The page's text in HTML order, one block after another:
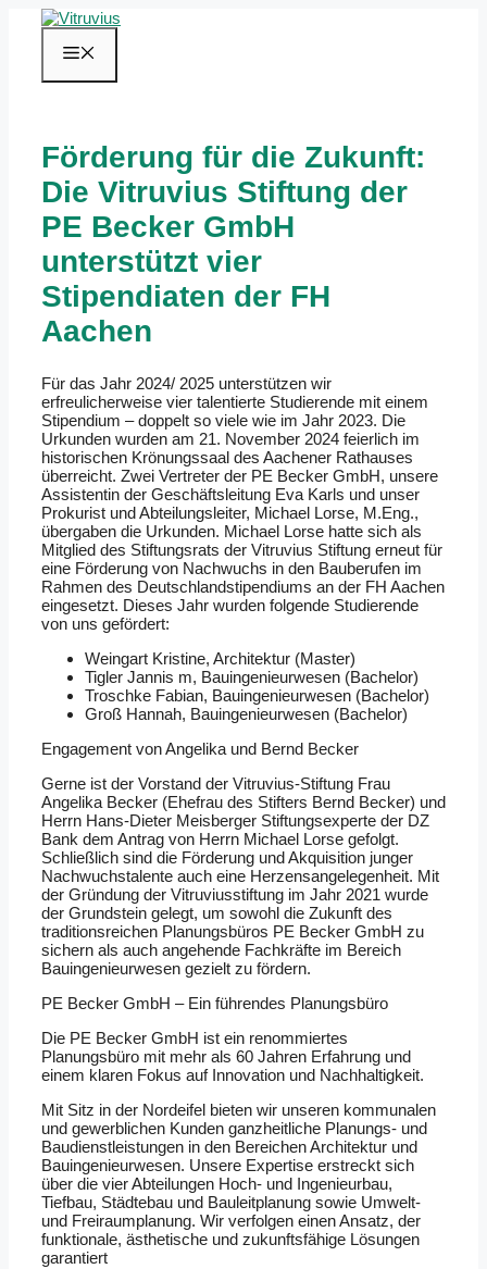
Inhalt
springen
Förderung für die Zukunft:
Die Vitruvius Stiftung der
PE Becker GmbH
unterstützt vier
Stipendiaten der FH
Aachen
Für das Jahr 2024/ 2025 unterstützen wir
erfreulicherweise vier talentierte Studierende mit einem
Stipendium – doppelt so viele wie im Jahr 2023. Die
Urkunden wurden am 21. November 2024 feierlich im
historischen Krönungssaal des Aachener Rathauses
überreicht. Zwei Vertreter der PE Becker GmbH, unsere
Assistentin der Geschäftsleitung Eva Karls und unser
Prokurist und Abteilungsleiter, Michael Lorse, M.Eng.,
übergaben die Urkunden. Michael Lorse hatte sich als
Mitglied des Stiftungsrats der Vitruvius Stiftung erneut für
eine Förderung von Nachwuchs in den Bauberufen im
Rahmen des Deutschlandstipendiums an der FH Aachen
eingesetzt. Dieses Jahr wurden folgende Studierende
von uns gefördert:
Weingart Kristine, Architektur (Master)
Tigler Jannis m, Bauingenieurwesen (Bachelor)
Troschke Fabian, Bauingenieurwesen (Bachelor)
Groß Hannah, Bauingenieurwesen (Bachelor)
Engagement von Angelika und Bernd Becker
Gerne ist der Vorstand der Vitruvius-Stiftung Frau
Angelika Becker (Ehefrau des Stifters Bernd Becker) und
Herrn Hans-Dieter Meisberger Stiftungsexperte der DZ
Bank dem Antrag von Herrn Michael Lorse gefolgt.
Schließlich sind die Förderung und Akquisition junger
Nachwuchstalente auch eine Herzensangelegenheit. Mit
der Gründung der Vitruviusstiftung im Jahr 2021 wurde
der Grundstein gelegt, um sowohl die Zukunft des
traditionsreichen Planungsbüros PE Becker GmbH zu
sichern als auch angehende Fachkräfte im Bereich
Bauingenieurwesen gezielt zu fördern.
PE Becker GmbH – Ein führendes Planungsbüro
Die PE Becker GmbH ist ein renommiertes
Planungsbüro mit mehr als 60 Jahren Erfahrung und
einem klaren Fokus auf Innovation und Nachhaltigkeit.
Mit Sitz in der Nordeifel bieten wir unseren kommunalen
und gewerblichen Kunden ganzheitliche Planungs- und
Baudienstleistungen in den Bereichen Architektur und
Bauingenieurwesen. Unsere Expertise erstreckt sich
über die vier Abteilungen Hoch- und Ingenieurbau,
Tiefbau, Städtebau und Bauleitplanung sowie Umwelt-
und Freiraumplanung. Wir verfolgen einen Ansatz, der
funktionale, ästhetische und zukunftsfähige Lösungen
garantiert